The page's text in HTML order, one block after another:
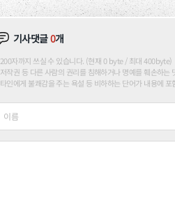
기사댓글0개
200자까지 쓰실 수 있습니다. (현재 0 byte / 최대 400byte)
저작권 등 다른 사람의 권리를 침해하거나 명예를 훼손하
타인에게 불쾌감을 주는 욕설 등 비하하는 단어가 내용에